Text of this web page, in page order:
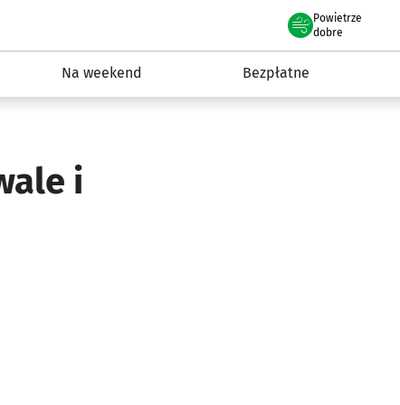
Powietrze
we Wrocławiu
dobre
Na weekend Bezpłatne
i